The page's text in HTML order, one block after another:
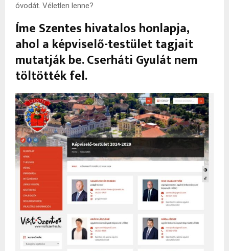
óvodát. Véletlen lenne?
Íme Szentes hivatalos honlapja,
ahol a képviselő-testület tagjait
mutatják be. Cserháti Gyulát nem
töltötték fel.